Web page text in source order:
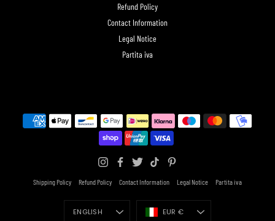
Refund Policy
Contact Information
Legal Notice
Partita iva
Shipping Policy Refund Policy Contact Information Legal Notice Partita iva
Language
ENGLISH Currency
EUR €